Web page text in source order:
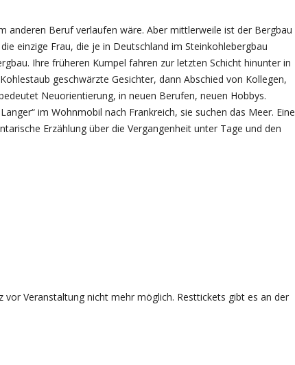
anderen Beruf verlaufen wäre. Aber mittlerweile ist der Bergbau
einzige Frau, die je in Deutschland im Steinkohlebergbau
Ihre früheren Kumpel fahren zur letzten Schicht hinunter in
geschwärzte Gesichter, dann Abschied von Kollegen,
Neuorientierung, in neuen Berufen, neuen Hobbys.
im Wohnmobil nach Frankreich, sie suchen das Meer. Eine
Erzählung über die Vergangenheit unter Tage und den
vor Veranstaltung nicht mehr möglich. Resttickets gibt es an der